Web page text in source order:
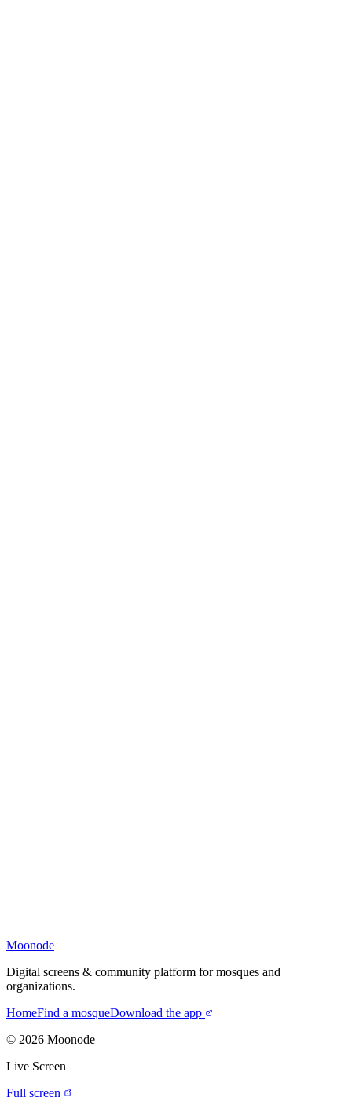
Moonode
Digital screens & community platform for mosques and
organizations.
HomeFind a mosqueDownload the app
© 2026 Moonode
Live Screen
Full screen